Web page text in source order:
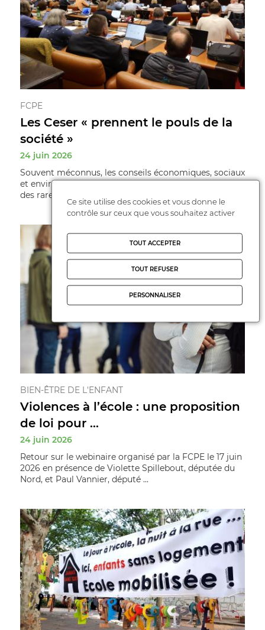
FCPE
Les Ceser « prennent le pouls de la
société »
24 juin 2026
Souvent méconnus, les conseils économiques, sociaux
et environnementaux régionaux (Ceser) restent l’un
des rares espaces où la société ci ...
BIEN-ÊTRE DE L'ENFANT
Violences à l’école : une proposition
de loi pour ...
24 juin 2026
Retour sur le webinaire organisé par la FCPE le 17 juin
2026 en présence de Violette Spillebout, députée du
Nord, et Paul Vannier, député ...
Ce site utilise des cookies et vous donne le
contrôle sur ceux que vous souhaitez activer
TOUT ACCEPTER
TOUT REFUSER
PERSONNALISER